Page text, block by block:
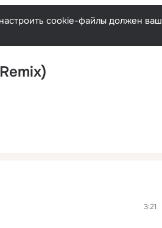
cookie-файлы должен ваш
3:21